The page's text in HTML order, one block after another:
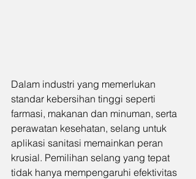
Dalam industri yang memerlukan
standar kebersihan tinggi seperti
farmasi, makanan dan minuman, serta
perawatan kesehatan, selang untuk
aplikasi sanitasi memainkan peran
krusial. Pemilihan selang yang tepat
tidak hanya mempengaruhi efektivitas